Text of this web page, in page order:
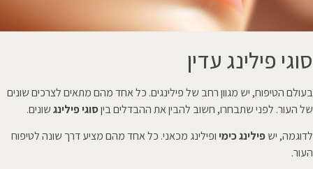
סוגי פילינג עדין
בעולם הטיפוח, יש מגוון רחב של פילינגים. כל אחד מהם מתאים לצרכים שונים
של העור. לפני שתבחרו, חשוב להבין את ההבדלים ביןסוגי פילינגשונים.
לדוגמה, ישפילינג כימי ופילינג מכאני. כל אחד מהם מציע דרך שונה לטיפוח
העור.